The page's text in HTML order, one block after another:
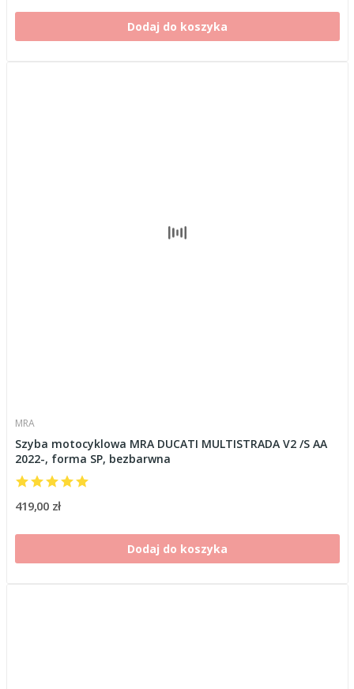
Dodaj do koszyka
MRA
Szyba motocyklowa MRA DUCATI MULTISTRADA V2 /S AA
2022-, forma SP, bezbarwna
419,00 zł
Dodaj do koszyka